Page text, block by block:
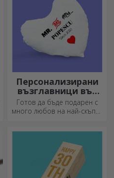
Персонализирани
възглавници във
формата на сърце
Готов да бъде подарен с
много любов на най-скъпия